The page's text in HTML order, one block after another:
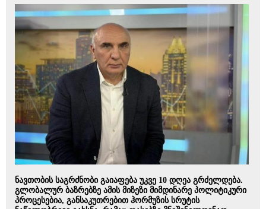
ნავთობის საგრძნობი გაიაფება უკვე 10 დღეა გრძელდება.
გლობალურ ბაზრებზე ამის მიზეზი მიმდინარე პოლიტიკური
პროცესებია, განსაკუთრებით ჰორმუზის სრუტის